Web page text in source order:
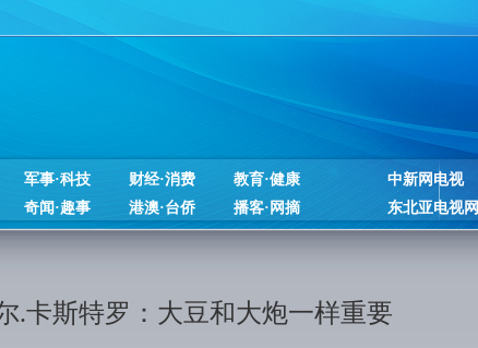
军事·科技 财经·消费
教育·健康
奇闻·趣事 港澳·台侨 播客·网摘
中新网电视
东北亚电视网
.卡斯特罗：大豆和大炮一样重要